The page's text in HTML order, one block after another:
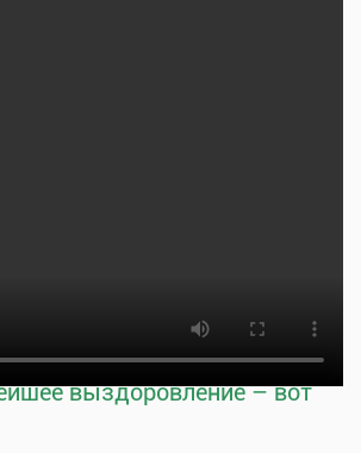
качественное
выздоровление – вот